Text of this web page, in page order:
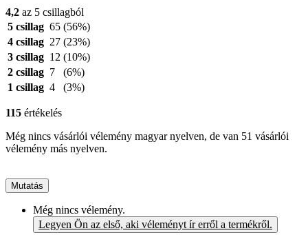
4,2 az 5 csillagból
5 csillag 65 (56%)
4 csillag 27 (23%)
3 csillag 12 (10%)
2 csillag 7
(6%)
1 csillag 4 (3%)
115 értékelés
Még nincs vásárlói vélemény magyar nyelven, de van 51 vásárlói
vélemény más nyelven.
Mutatás
Még nincs vélemény.
Legyen Ön az első, aki véleményt ír erről a termékről.